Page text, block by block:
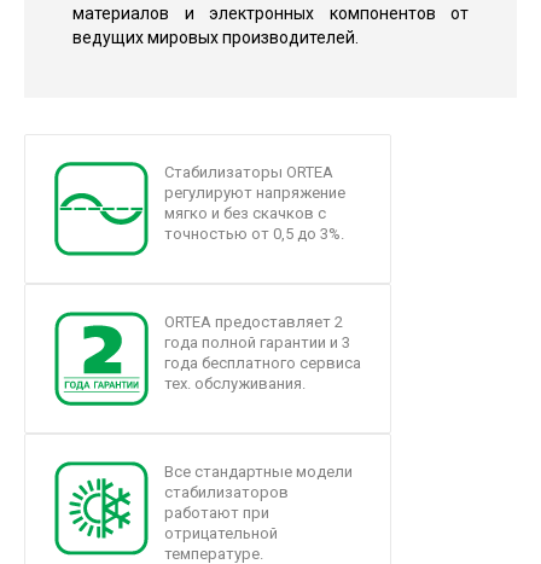
материалов и электронных компонентов от
ведущих мировых производителей.
Стабилизаторы ORTEA
регулируют напряжение
мягко и без скачков с
точностью от 0,5 до 3%.
ORTEA предоставляет 2
года полной гарантии и 3
года бесплатного сервиса
тех. обслуживания.
Все стандартные модели
стабилизаторов
работают при
отрицательной
температуре.